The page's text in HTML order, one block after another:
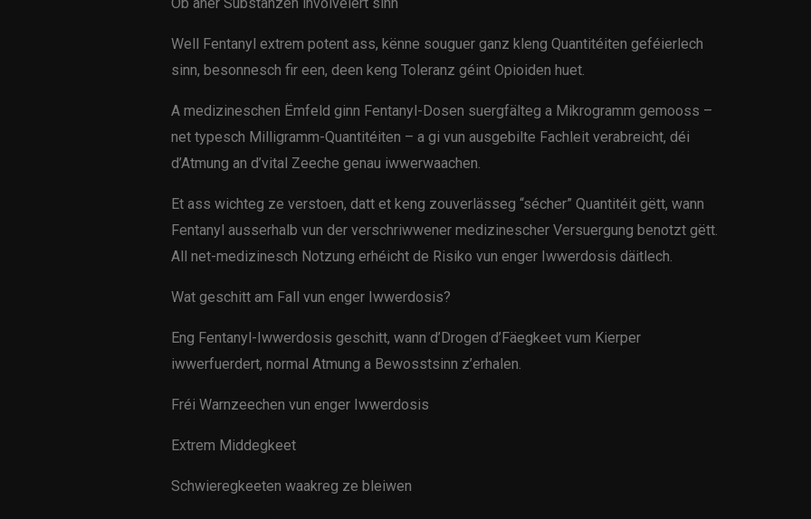
Ob aner Substanzen involvéiert sinn
Well Fentanyl extrem potent ass, kënne souguer ganz kleng Quantitéiten geféierlech
sinn, besonnesch fir een, deen keng Toleranz géint Opioiden huet.
A medizineschen Ëmfeld ginn Fentanyl-Dosen suergfälteg a Mikrogramm gemooss –
net typesch Milligramm-Quantitéiten – a gi vun ausgebilte Fachleit verabreicht, déi
d’Atmung an d’vital Zeeche genau iwwerwaachen.
Et ass wichteg ze verstoen, datt et keng zouverlässeg “sécher” Quantitéit gëtt, wann
Fentanyl ausserhalb vun der verschriwwener medizinescher Versuergung benotzt gëtt.
All net-medizinesch Notzung erhéicht de Risiko vun enger Iwwerdosis däitlech.
Wat geschitt am Fall vun enger Iwwerdosis?
Eng Fentanyl-Iwwerdosis geschitt, wann d’Drogen d’Fäegkeet vum Kierper
iwwerfuerdert, normal Atmung a Bewosstsinn z’erhalen.
Fréi Warnzeechen vun enger Iwwerdosis
Extrem Middegkeet
Schwieregkeeten waakreg ze bleiwen